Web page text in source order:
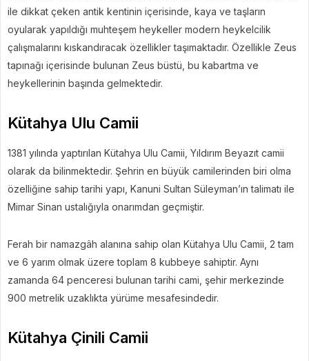
ile dikkat çeken antik kentinin içerisinde, kaya ve taşların
oyularak yapıldığı muhteşem heykeller modern heykelcilik
çalışmalarını kıskandıracak özellikler taşımaktadır. Özellikle Zeus
tapınağı içerisinde bulunan Zeus büstü, bu kabartma ve
heykellerinin başında gelmektedir.
Kütahya Ulu Camii
1381 yılında yaptırılan Kütahya Ulu Camii, Yıldırım Beyazıt camii
olarak da bilinmektedir. Şehrin en büyük camilerinden biri olma
özelliğine sahip tarihi yapı, Kanuni Sultan Süleyman’ın talimatı ile
Mimar Sinan ustalığıyla onarımdan geçmiştir.
Ferah bir namazgâh alanına sahip olan Kütahya Ulu Camii, 2 tam
ve 6 yarım olmak üzere toplam 8 kubbeye sahiptir. Aynı
zamanda 64 penceresi bulunan tarihi cami, şehir merkezinde
900 metrelik uzaklıkta yürüme mesafesindedir.
Kütahya Çinili Camii